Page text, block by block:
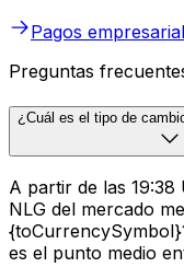
Pagos
Preguntas
¿Cuál es el tipo de
A partir de las 19:38
NLG del mercado
es el punto medio